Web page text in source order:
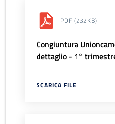
PDF (232KB)
Congiuntura
dettaglio - 1°
SCARICA FILE